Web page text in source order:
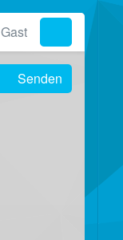
Gast
Senden